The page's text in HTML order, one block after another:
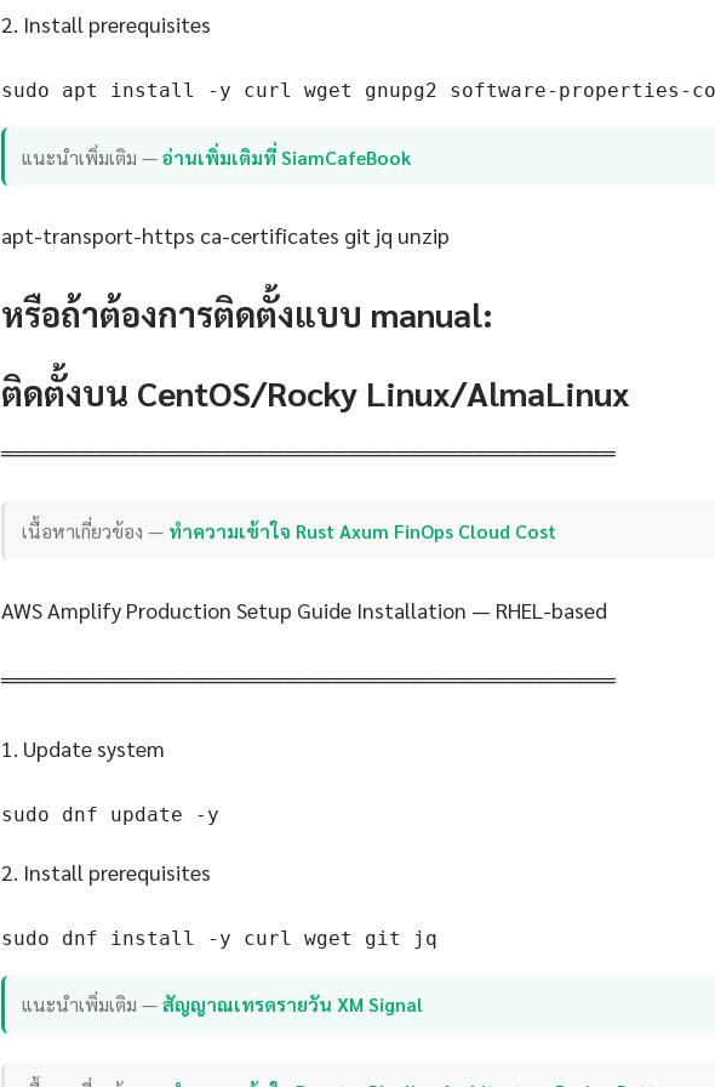
2. Install prerequisites
sudo apt install -y curl wget gnupg2 software-properties-
แนะนำเพิ่มเติม —อ่านเพิ่มเติมที่ SiamCafeBook
apt-transport-https ca-certificates git jq unzip
หรือถ้าต้องการติดตั้งแบบ manual:
ติดตั้งบน CentOS/Rocky Linux/AlmaLinux
═══════════════════════════════════════
เนื้อหาเกี่ยวข้อง — ทำความเข้าใจ Rust Axum FinOps Cloud Cost
AWS Amplify Production Setup Guide Installation — RHEL-based
═══════════════════════════════════════
1. Update system
sudo dnf update -y
2. Install prerequisites
sudo dnf install -y curl wget git jq
แนะนำเพิ่มเติม —สัญญาณเทรดรายวัน XM Signal